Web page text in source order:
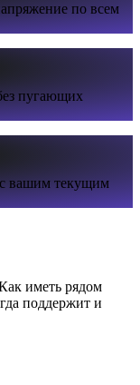
по всем
пугающих
вашим текущим
иметь рядом
поддержит и